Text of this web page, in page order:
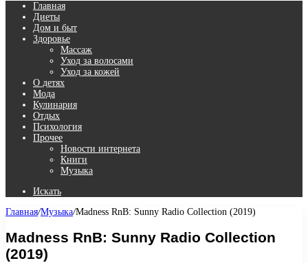
Главная
Диеты
Дом и быт
Здоровье
Массаж
Уход за волосами
Уход за кожей
О детях
Мода
Кулинария
Отдых
Психология
Прочее
Новости интернета
Книги
Музыка
Искать
Главная/Музыка/Madness RnB: Sunny Radio Collection (2019)
Madness RnB: Sunny Radio Collection
(2019)